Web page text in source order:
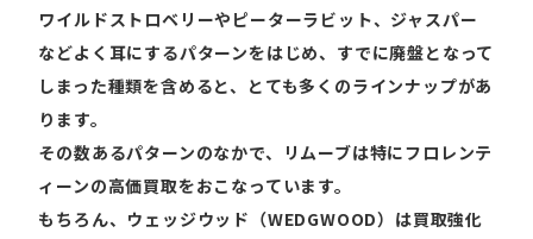
ワイルドストロベリーやピーターラビット、ジャスパー
などよく耳にするパターンをはじめ、すでに廃盤となって
しまった種類を含めると、とても多くのラインナップがあ
ります。
その数あるパターンのなかで、リムーブは特にフロレンテ
ィーンの高価買取をおこなっています。
もちろん、ウェッジウッド（WEDGWOOD）は買取強化